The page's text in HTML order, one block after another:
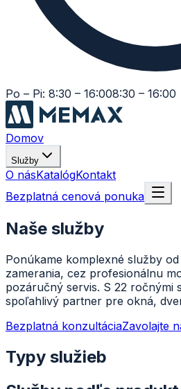
Po – Pi: 8:30 – 16:008:30 – 16:00
Domov
Služby
O násKatalógKontakt
Bezplatná cenová ponuka
Naše služby
Ponúkame komplexné služby
zamerania, cez profesionálnu
pozáručný servis. S 22 ročnými
spoľahlivý partner pre okná,
Bezplatná konzultáciaZavolajte
Typy služieb